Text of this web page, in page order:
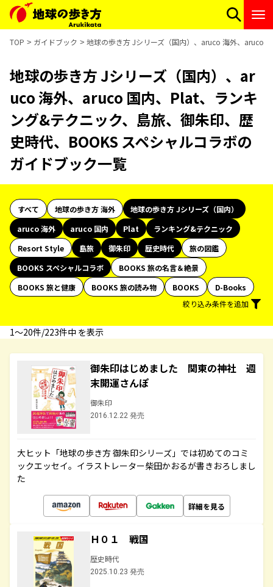
TOP ガイドブック 地球の歩き方 Jシリーズ（国内）、aruco 海外、aruco
地球の歩き方 Jシリーズ（国内）、ar
uco 海外、aruco 国内、Plat、ランキ
ング&テクニック、島旅、御朱印、歴
史時代、BOOKS スペシャルコラボの
ガイドブック一覧
すべて 地球の歩き方 海外
地球の歩き方 Jシリーズ（国内）
aruco 海外
aruco 国内 Plat
ランキング&テクニック
Resort Style
島旅 御朱印 歴史時代
旅の図鑑
BOOKS スペシャルコラボ
BOOKS 旅の名言＆絶景
BOOKS 旅と健康
BOOKS 旅の読み物 BOOKS
D-Books
絞り込み条件を追加
1〜20件/223件中 を表示
御朱印はじめました 関東の神社 週
末開運さんぽ
御朱印
2016.12.22 発売
大ヒット「地球の歩き方 御朱印シリーズ」では初めてのコミ
ックエッセイ。イラストレーター柴田かおるが書きおろしまし
た
詳細を見る
Ｈ０１ 戦国
歴史時代
2025.10.23 発売